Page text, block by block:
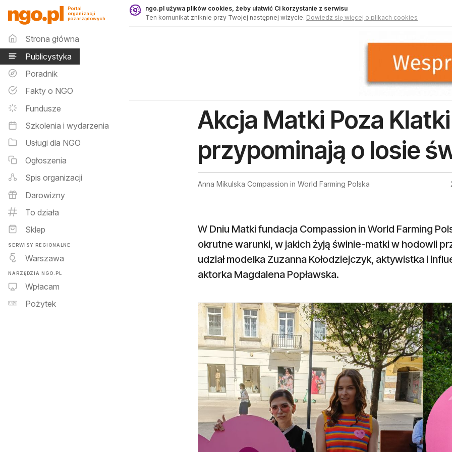
Publicystyka - ngo.pl
Portal
organizacji
pozarządowych
Menu główne
Strona główna
Publicystyka
Poradnik
Fakty o NGO
Fundusze
Szkolenia i wydarzenia
Usługi dla NGO
Ogłoszenia
Spis organizacji
Darowizny
To działa
Sklep
SERWISY REGIONALNE
Warszawa
NARZĘDZIA NGO.PL
Wpłacam
Pożytek
ngo.pl używa plików cookies, żeby ułatwić Ci korzystanie z serwisu
Ten komunikat zniknie przy Twojej następnej wizycie. Dowiedz się więcej o plikach cookies
Akcja Matki Poza
przypominają o losie
Anna Mikulska Compassion in World Farming Polska
W Dniu Matki fundacja Compassion in World Farming
okrutne warunki, w jakich żyją świnie-matki w hodowli
udział modelka Zuzanna Kołodziejczyk, aktywistka i
aktorka Magdalena Popławska.